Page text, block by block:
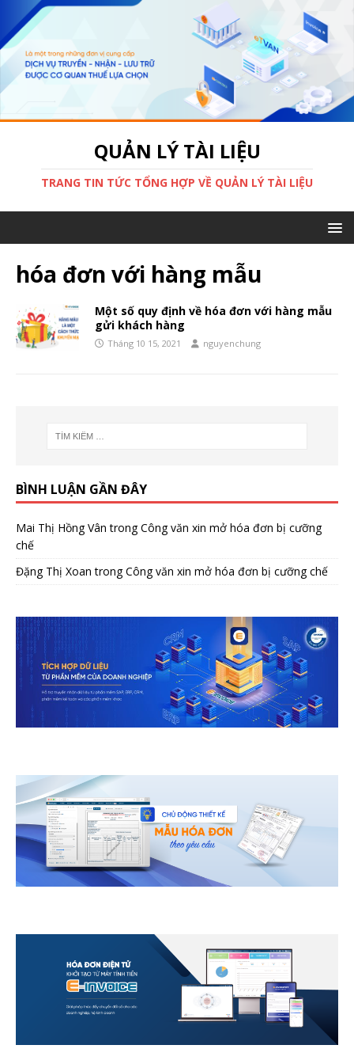
QUẢN LÝ TÀI LIỆU
TRANG TIN TỨC TỔNG HỢP VỀ QUẢN LÝ TÀI LIỆU
hóa đơn với hàng mẫu
Một số quy định về hóa đơn với hàng mẫu
gửi khách hàng
Tháng 10 15, 2021 nguyenchung
BÌNH LUẬN GẦN ĐÂY
Mai Thị Hồng Vân trongCông văn xin mở hóa đơn bị cưỡng
chế
Đặng Thị Xoan trongCông văn xin mở hóa đơn bị cưỡng chế